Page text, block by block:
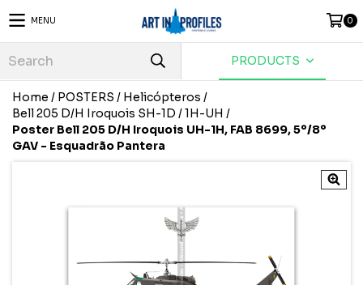
MENU 0
PRODUCTS
Home / POSTERS / Helicópteros /
Bell 205 D/H Iroquois SH-1D / 1H-UH /
Poster Bell 205 D/H Iroquois UH-1H, FAB 8699, 5º/8º
GAV - Esquadrão Pantera